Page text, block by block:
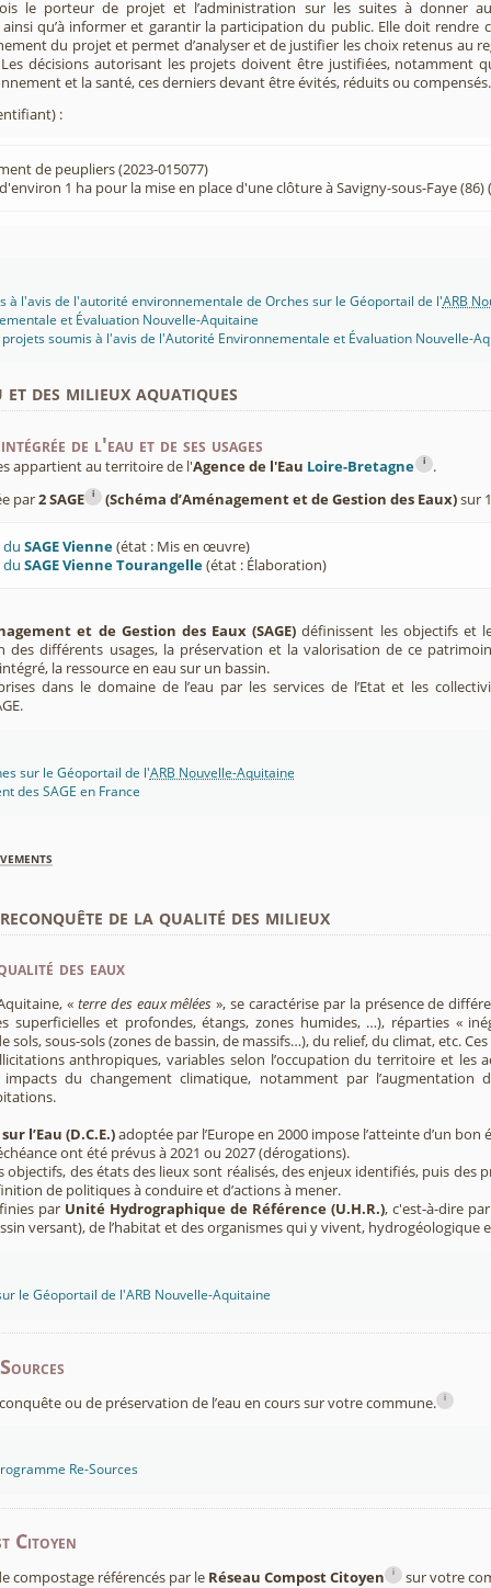
le porteur de projet et l’administration sur les suites à donner
qu’à informer et garantir la participation du public. Elle doit rendre
du projet et permet d’analyser et de justifier les choix retenus au
décisions autorisant les projets doivent être justifiées, notamment
et la santé, ces derniers devant être évités, réduits ou compensés.
:
de peupliers (2023-015077)
1 ha pour la mise en place d'une clôture à Savigny-sous-Faye (86)
à l'avis de l'autorité environnementale de Orches sur le Géoportail de l'ARB
et Évaluation Nouvelle-Aquitaine
soumis à l'avis de l'Autorité Environnementale et Évaluation Nouvelle-
des milieux aquatiques
de l'eau et de ses usages
appartient au territoire de l'Agence de l'Eau Loire-Bretagne i
.
par2 SAGE i (Schéma d’Aménagement et de Gestion des Eaux)sur
duSAGE Vienne(état : Mis en œuvre)
duSAGE Vienne Tourangelle(état : Élaboration)
et de Gestion des Eaux (SAGE) définissent les objectifs et
des différents usages, la préservation et la valorisation de ce
la ressource en eau sur un bassin.
dans le domaine de l’eau par les services de l’Etat et les
sur le Géoportail de l'ARB Nouvelle-Aquitaine
des SAGE en France
de la qualité des milieux
des eaux
« terre des eaux mêlées », se caractérise par la présence de
superficielles et profondes, étangs, zones humides, …), réparties «
sols, sous-sols (zones de bassin, de massifs…), du relief, du climat, etc.
anthropiques, variables selon l’occupation du territoire et les
impacts du changement climatique, notamment par l’augmentation
l’Eau (D.C.E.)adoptée par l’Europe en 2000 impose l’atteinte d’un
ont été prévus à 2021 ou 2027 (dérogations).
objectifs, des états des lieux sont réalisés, des enjeux identifiés, puis des
de politiques à conduire et d’actions à mener.
par Unité Hydrographique de Référence (U.H.R.), c'est-à-dire
versant), de l’habitat et des organismes qui y vivent, hydrogéologique
le Géoportail de l'ARB Nouvelle-Aquitaine
ou de préservation de l’eau en cours sur votre commune. i
Re-Sources
Citoyen
compostage référencés par le Réseau Compost Citoyen i
sur votre